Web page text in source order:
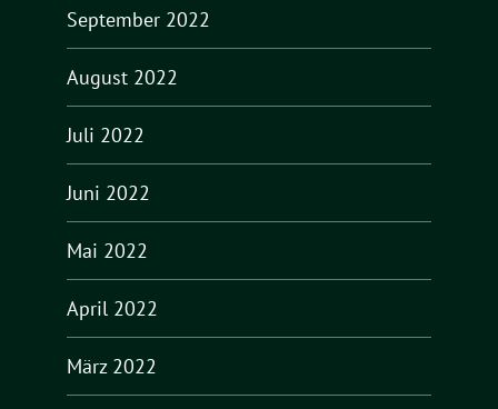
September 2022
August 2022
Juli 2022
Juni 2022
Mai 2022
April 2022
März 2022